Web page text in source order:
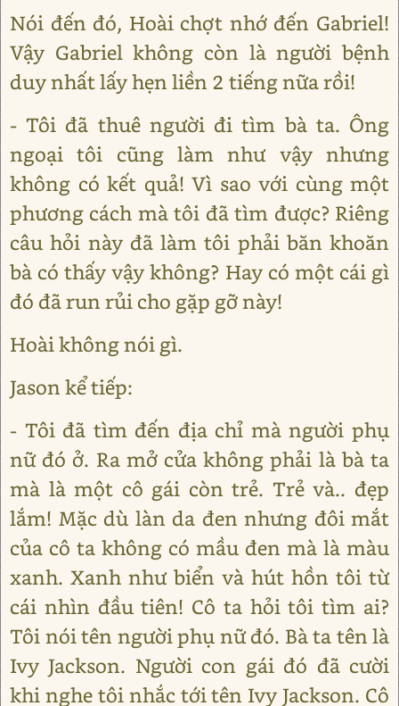
Nói đến đó, Hoài chợt nhớ đến Gabriel!
Vậy Gabriel không còn là người bệnh
duy nhất lấy hẹn liền 2 tiếng nữa rồi!
- Tôi đã thuê người đi tìm bà ta. Ông
ngoại tôi cũng làm như vậy nhưng
không có kết quả! Vì sao với cùng một
phương cách mà tôi đã tìm được? Riêng
câu hỏi này đã làm tôi phải băn khoăn
bà có thấy vậy không? Hay có một cái gì
đó đã run rủi cho gặp gỡ này!
Hoài không nói gì.
Jason kể tiếp:
- Tôi đã tìm đến địa chỉ mà người phụ
nữ đó ở. Ra mở cửa không phải là bà ta
mà là một cô gái còn trẻ. Trẻ và.. đẹp
lắm! Mặc dù làn da đen nhưng đôi mắt
của cô ta không có mầu đen mà là màu
xanh. Xanh như biển và hút hồn tôi từ
cái nhìn đầu tiên! Cô ta hỏi tôi tìm ai?
Tôi nói tên người phụ nữ đó. Bà ta tên là
Ivy Jackson. Người con gái đó đã cười
khi nghe tôi nhắc tới tên Ivy Jackson. Cô